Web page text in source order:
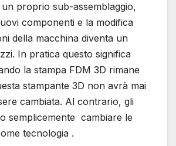
proprio sub-assemblaggio,
componenti e la modifica
della macchina diventa un
In pratica questo significa
la stampa FDM 3D rimane
stampante 3D non avrà mai
cambiata. Al contrario, gli
semplicemente cambiare le
tecnologia .